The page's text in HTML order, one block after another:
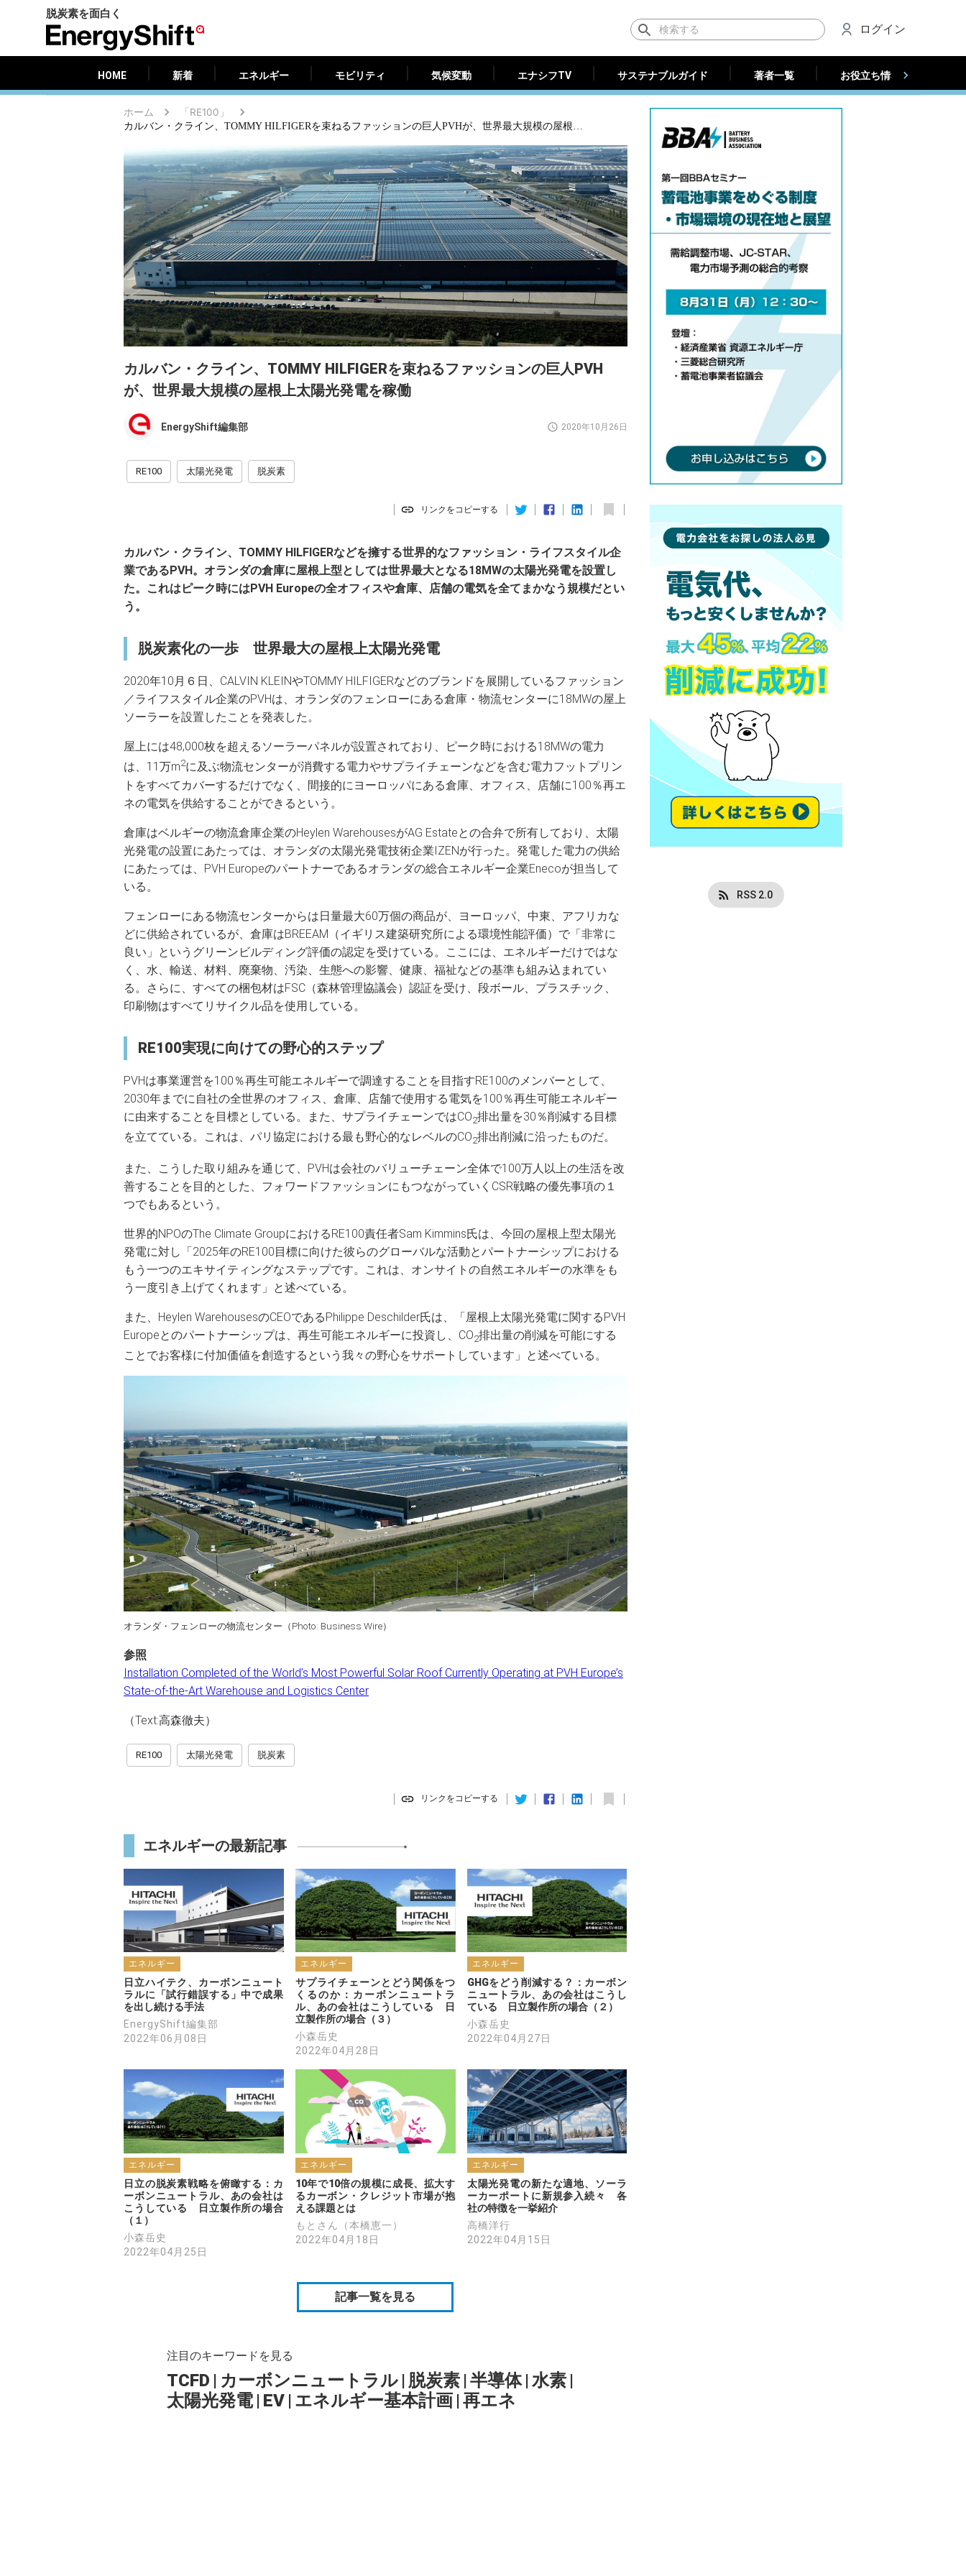
脱炭素を面白く
ジ
ー
フ
ト）
ログイン
HOME 新着 エネルギー モビリティ 気候変動 エナシフTV サステナブルガイド 著者一覧 お役立ち情報（法人）
HOME サステナブルガイド 著者一覧
ホーム 「RE100」
カルバン・クライン、TOMMY HILFIGERを束ねるファッションの巨人PVHが、世界最大規模の屋根上太陽光発電を稼働
カルバン・クライン、TOMMY HILFIGERを束ねるファッションの巨人PVH
が、世界最大規模の屋根上太陽光発電を稼働
EnergyShift編集部 2020年10月26日
RE100 太陽光発電 脱炭素
リンクをコピーする
カルバン・クライン、TOMMY HILFIGERなどを擁する世界的なファッション・ライフスタイル企
業であるPVH。オランダの倉庫に屋根上型としては世界最大となる18MWの太陽光発電を設置し
た。これはピーク時にはPVH Europeの全オフィスや倉庫、店舗の電気を全てまかなう規模だとい
う。
脱炭素化の一歩 世界最大の屋根上太陽光発電
2020年10月６日、CALVIN KLEINやTOMMY HILFIGERなどのブランドを展開しているファッション
／ライフスタイル企業のPVHは、オランダのフェンローにある倉庫・物流センターに18MWの屋上
ソーラーを設置したことを発表した。
屋上には48,000枚を超えるソーラーパネルが設置されており、ピーク時における18MWの電力
は、11万m2に及ぶ物流センターが消費する電力やサプライチェーンなどを含む電力フットプリン
トをすべてカバーするだけでなく、間接的にヨーロッパにある倉庫、オフィス、店舗に100％再エ
ネの電気を供給することができるという。
倉庫はベルギーの物流倉庫企業のHeylen WarehousesがAG Estateとの合弁で所有しており、太陽
光発電の設置にあたっては、オランダの太陽光発電技術企業IZENが行った。発電した電力の供給
にあたっては、PVH Europeのパートナーであるオランダの総合エネルギー企業Enecoが担当して
いる。
フェンローにある物流センターからは日量最大60万個の商品が、ヨーロッパ、中東、アフリカな
どに供給されているが、倉庫はBREEAM（イギリス建築研究所による環境性能評価）で「非常に
良い」というグリーンビルディング評価の認定を受けている。ここには、エネルギーだけではな
く、水、輸送、材料、廃棄物、汚染、生態への影響、健康、福祉などの基準も組み込まれてい
る。さらに、すべての梱包材はFSC（森林管理協議会）認証を受け、段ボール、プラスチック、
印刷物はすべてリサイクル品を使用している。
RE100実現に向けての野心的ステップ
PVHは事業運営を100％再生可能エネルギーで調達することを目指すRE100のメンバーとして、
2030年までに自社の全世界のオフィス、倉庫、店舗で使用する電気を100％再生可能エネルギー
に由来することを目標としている。また、サプライチェーンではCO2排出量を30％削減する目標
を立てている。これは、パリ協定における最も野心的なレベルのCO2排出削減に沿ったものだ。
また、こうした取り組みを通じて、PVHは会社のバリューチェーン全体で100万人以上の生活を改
善することを目的とした、フォワードファッションにもつながっていくCSR戦略の優先事項の１
つでもあるという。
世界的NPOのThe Climate GroupにおけるRE100責任者Sam Kimmins氏は、今回の屋根上型太陽光
発電に対し「2025年のRE100目標に向けた彼らのグローバルな活動とパートナーシップにおける
もう一つのエキサイティングなステップです。これは、オンサイトの自然エネルギーの水準をも
う一度引き上げてくれます」と述べている。
また、Heylen WarehousesのCEOであるPhilippe Deschilder氏は、「屋根上太陽光発電に関するPVH
Europeとのパートナーシップは、再生可能エネルギーに投資し、CO2排出量の削減を可能にする
ことでお客様に付加価値を創造するという我々の野心をサポートしています」と述べている。
オランダ・フェンローの物流センター（Photo: Business Wire）
参照
Installation Completed of the World’s Most Powerful Solar Roof Currently Operating at PVH Europe’s
State-of-the-Art Warehouse and Logistics Center
（Text:高森徹夫）
RE100 太陽光発電 脱炭素
リンクをコピーする
エネルギーの最新記事
エネルギー
日立ハイテク、カーボンニュート
ラルに「試行錯誤する」中で成果
を出し続ける手法
EnergyShift編集部
2022年06月08日
エネルギー
サプライチェーンとどう関係をつ
くるのか：カーボンニュートラ
ル、あの会社はこうしている　日
立製作所の場合（３）
小森岳史
2022年04月28日
エネルギー
GHGをどう削減する？：カーボン
ニュートラル、あの会社はこうし
ている　日立製作所の場合（２）
小森岳史
2022年04月27日
エネルギー
日立の脱炭素戦略を俯瞰する：カ
ーボンニュートラル、あの会社は
こうしている　日立製作所の場合
（１）
小森岳史
2022年04月25日
エネルギー
10年で10倍の規模に成長、拡大す
るカーボン・クレジット市場が抱
える課題とは
もとさん（本橋恵一）
2022年04月18日
エネルギー
太陽光発電の新たな適地、ソーラ
ーカーポートに新規参入続々　各
社の特徴を一挙紹介
高橋洋行
2022年04月15日
記事一覧を見る
注目のキーワードを見る
TCFD | カーボンニュートラル | 脱炭素 |半導体 |水素 |
太陽光発電 | EV | エネルギー基本計画 |再エネ
RSS 2.0